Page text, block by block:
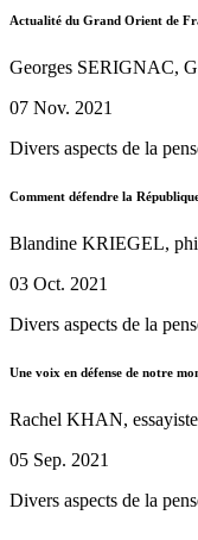
Actualité du Grand Orient de
Georges SERIGNAC,
07 Nov. 2021
Divers aspects de la
Comment défendre la
Blandine KRIEGEL,
03 Oct. 2021
Divers aspects de la
Une voix en défense de notre
Rachel KHAN,
05 Sep. 2021
Divers aspects de la